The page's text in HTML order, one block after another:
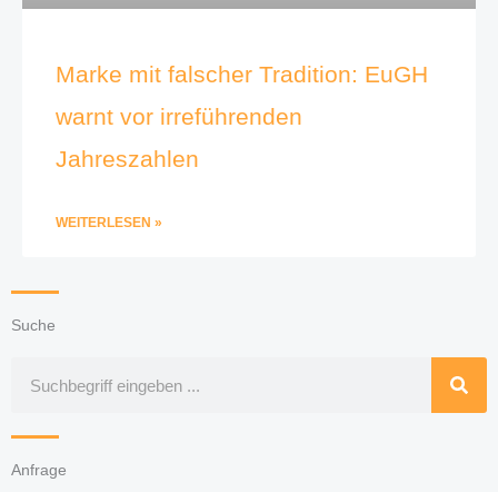
Marke mit falscher Tradition: EuGH
warnt vor irreführenden
Jahreszahlen
WEITERLESEN »
Suche
Anfrage